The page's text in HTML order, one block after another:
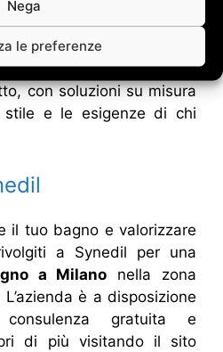
Nega
le preferenze
dopo la consegna, per
dettaglio sia realizzato a
del cliente è al
con soluzioni su misura
stile e le esigenze di chi
il tuo bagno e valorizzare
a Synedil per una
a Milano nella zona
è a disposizione
gratuita e
di più visitando il sito